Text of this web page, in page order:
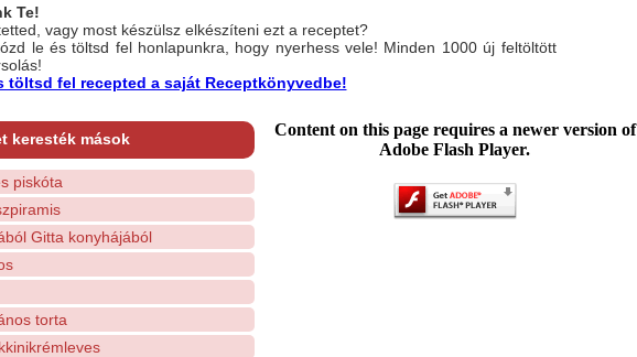
Te!
vagy most készülsz elkészíteni ezt a receptet?
le és töltsd fel honlapunkra, hogy nyerhess vele! Minden 1000 új feltöltött
töltsd fel recepted a saját Receptkönyvedbe!
keresték mások
piskóta
Gitta konyhájából
torta
Content on this page requires a newer version of
Adobe Flash Player.